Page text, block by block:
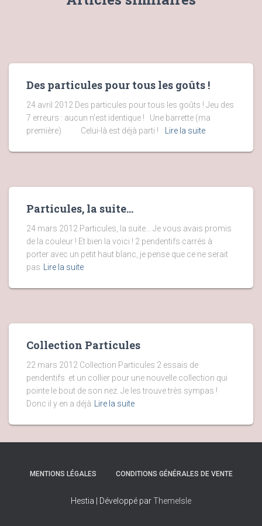
Des particules pour tous les goûts !
24 avril 2012 Des particules pour tous les goûts ! Jeu des
7 erreurs : aucun n’est identique ! Une barrette (ma
première) Celui-là est déjà parti !
Lire la suite
Particules, la suite…
24 mars 2012 Particules, la suite… Je vous avais promis
de la couleur ! Et bien la voici ! 2 pendentifs carrés à
porter avec un petit haut blanc, je pense que ce ne serait
pas
Lire la suite
Collection Particules
22 mars 2012 Collection Particules 2 essais de
pendentifs et un collier pour une nouvelle collection qui
pointe le bout de son nez. Je les trouve très sympas !
Donc il y en a déjà
Lire la suite
MENTIONS LÉGALES CONDITIONS GÉNÉRALES DE VENTE
Hestia | Développé parThemeIsle